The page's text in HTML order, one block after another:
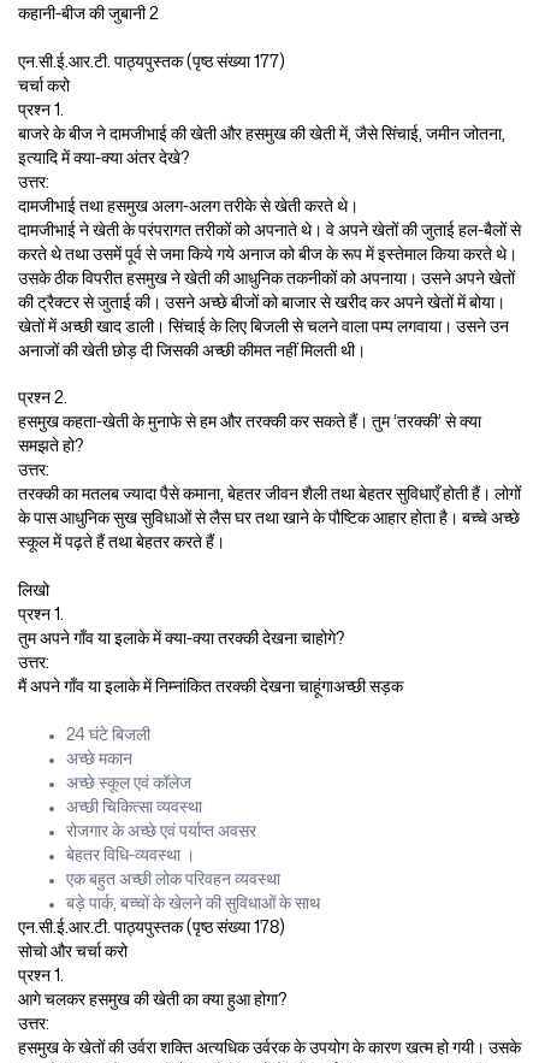
एन.सी.ई.आर.टी. पाठ्यपुस्तक (पृष्ठ संख्या 177)
चर्चा करो
प्रश्न 1.
बाजरे के बीज ने दामजीभाई की खेती और हसमुख की खेती में, जैसे सिंचाई, जमीन जोतना,
इत्यादि में क्या-क्या अंतर देखे?
उत्तर:
दामजीभाई तथा हसमुख अलग-अलग तरीके से खेती करते थे।
दामजीभाई ने खेती के परंपरागत तरीकों को अपनाते थे। वे अपने खेतों की जुताई हल-बैलों से
करते थे तथा उसमें पूर्व से जमा किये गये अनाज को बीज के रूप में इस्तेमाल किया करते थे।
उसके ठीक विपरीत हसमुख ने खेती की आधुनिक तकनीकों को अपनाया। उसने अपने खेतों
की ट्रैक्टर से जुताई की। उसने अच्छे बीजों को बाजार से खरीद कर अपने खेतों में बोया।
खेतों में अच्छी खाद डाली। सिंचाई के लिए बिजली से चलने वाला पम्प लगवाया। उसने उन
अनाजों की खेती छोड़ दी जिसकी अच्छी कीमत नहीं मिलती थी।
प्रश्न 2.
हसमुख कहता-खेती के मुनाफे से हम और तरक्की कर सकते हैं। तुम ‘तरक्की’ से क्या
समझते हो?
उत्तर:
तरक्की का मतलब ज्यादा पैसे कमाना, बेहतर जीवन शैली तथा बेहतर सुविधाएँ होती हैं। लोगों
के पास आधुनिक सुख सुविधाओं से लैस घर तथा खाने के पौष्टिक आहार होता है। बच्चे अच्छे
स्कूल में पढ़ते हैं तथा बेहतर करते हैं।
लिखो
प्रश्न 1.
तुम अपने गाँव या इलाके में क्या-क्या तरक्की देखना चाहोगे?
उत्तर:
मैं अपने गाँव या इलाके में निम्नांकित तरक्की देखना चाहूंगाअच्छी सड़क
24 घंटे बिजली
अच्छे मकान
अच्छे स्कूल एवं कॉलेज
अच्छी चिकित्सा व्यवस्था
रोजगार के अच्छे एवं पर्याप्त अवसर
बेहतर विधि-व्यवस्था ।
एक बहुत अच्छी लोक परिवहन व्यवस्था
बड़े पार्क, बच्चों के खेलने की सुविधाओं के साथ
एन.सी.ई.आर.टी. पाठ्यपुस्तक (पृष्ठ संख्या 178)
सोचो और चर्चा करो
प्रश्न 1.
आगे चलकर हसमुख की खेती का क्या हुआ होगा?
उत्तर:
हसमुख के खेतों की उर्वरा शक्ति अत्यधिक उर्वरक के उपयोग के कारण खत्म हो गयी। उसके